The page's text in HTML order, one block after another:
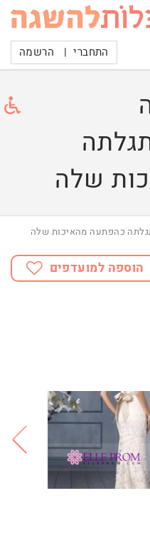
התחברי | הרשמה
שלה
כהפתעה מהאיכות שלה
הוספה למועדפים